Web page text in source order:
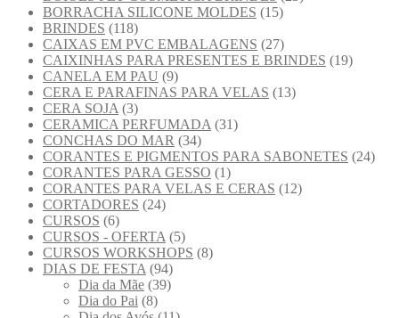
BORRACHA SILICONE MOLDES (15)
BRINDES (118)
CAIXAS EM PVC EMBALAGENS (27)
CAIXINHAS PARA PRESENTES E BRINDES (19)
CANELA EM PAU (9)
CERA E PARAFINAS PARA VELAS (13)
CERA SOJA (3)
CERAMICA PERFUMADA (31)
CONCHAS DO MAR (34)
CORANTES E PIGMENTOS PARA SABONETES (24)
CORANTES PARA GESSO (1)
CORANTES PARA VELAS E CERAS (12)
CORTADORES (24)
CURSOS (6)
CURSOS - OFERTA (5)
CURSOS WORKSHOPS (8)
DIAS DE FESTA (94)
Dia da Mãe (39)
Dia do Pai (8)